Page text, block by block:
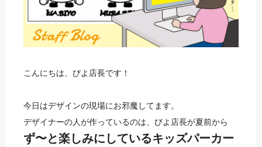
こんにちは、びよ店長です！
今日はデザインの現場にお邪魔してます。
デザイナーの人が作っているのは、びよ店長が夏前から
ず〜と楽しみにしているキッズパーカー